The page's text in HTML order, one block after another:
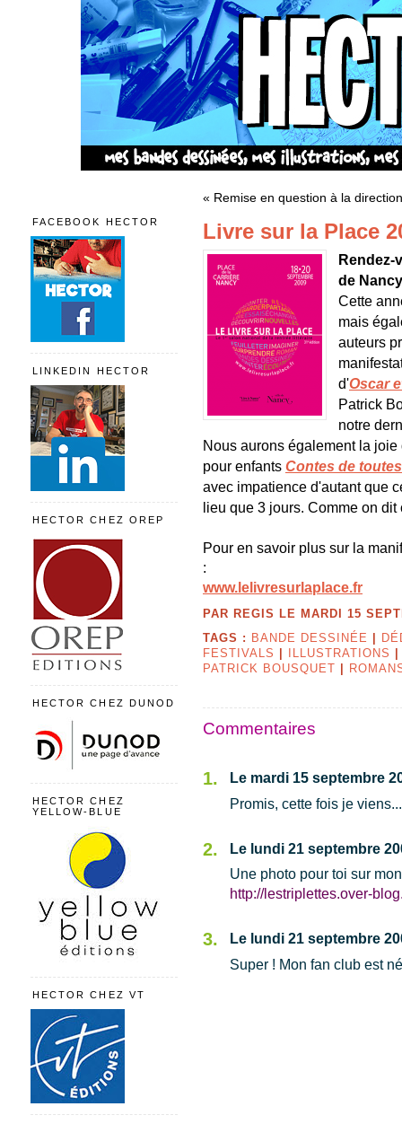
« Remise en question à la
Livre sur la Place
Rendez-
de
Cette
mais
auteurs
d'Oscar
Patrick
notre
Nous aurons également la
pour enfants Contes de
avec impatience d'autant que
lieu que 3 jours. Comme on
Pour en savoir plus sur la
:
www.lelivresurlaplace.fr
PAR REGIS LE MARDI 15
TAGS : BANDE DESSINÉE
FESTIVALS
ILLUSTRATIONS
PATRICK BOUSQUET
Commentaires
1.
Le mardi 15 septembre
Promis, cette fois je
2.
Le lundi 21 septembre
Une photo pour toi sur
http://lestriplettes.over-
3.
Le lundi 21 septembre
Super ! Mon fan club est
FACEBOOK HECTOR
LINKEDIN HECTOR
HECTOR CHEZ OREP
HECTOR CHEZ DUNOD
HECTOR CHEZ
YELLOW-BLUE
HECTOR CHEZ VT